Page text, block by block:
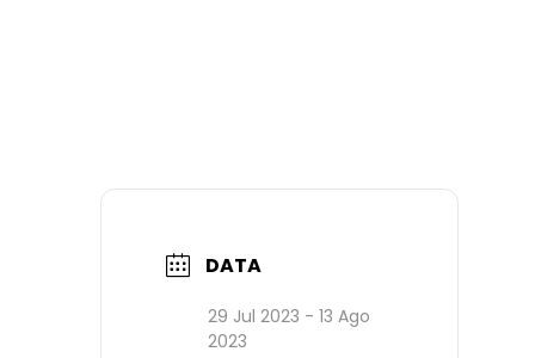
DATA
29 Jul 2023 - 13 Ago
2023